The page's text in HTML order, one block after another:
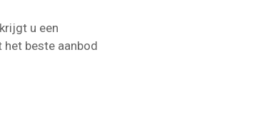
u een
het beste aanbod